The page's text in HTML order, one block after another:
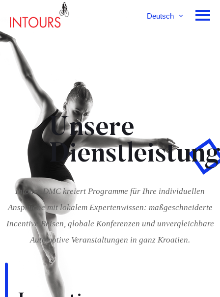
Deutsch
Unsere
Intours DMC kreiert Programme für Ihre individuellen
Ansprüche mit lokalem Expertenwissen: maßgeschneiderte
Incentive Reisen, globale Konferenzen und unvergleichbare
Automotive Veranstaltungen in ganz Kroatien.